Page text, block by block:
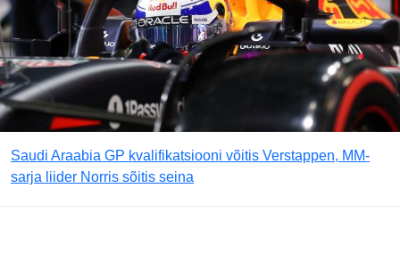
Saudi Araabia GP kvalifikatsiooni võitis Verstappen, MM-
sarja liider Norris sõitis seina